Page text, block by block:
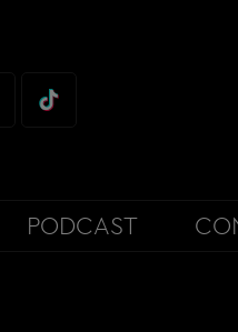
PODCAST